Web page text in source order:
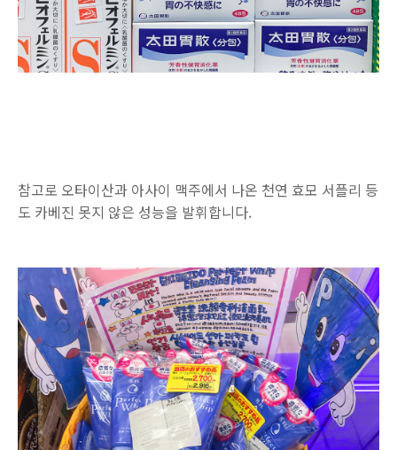
참고로 오타이산과 아사이 맥주에서 나온 천연 효모 서플리 등
도 카베진 못지 않은 성능을 발휘합니다.